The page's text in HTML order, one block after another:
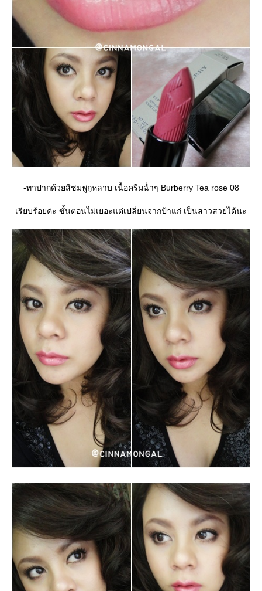
-ทาปากด้วยสีชมพูกุหลาบ เนื้อครีมฉ่ำๆ Burberry Tea rose 08
เรียบร้อยค่ะ ขั้นตอนไม่เยอะแต่เปลี่ยนจากป้าแก่ เป็นสาวสวยได้นะ